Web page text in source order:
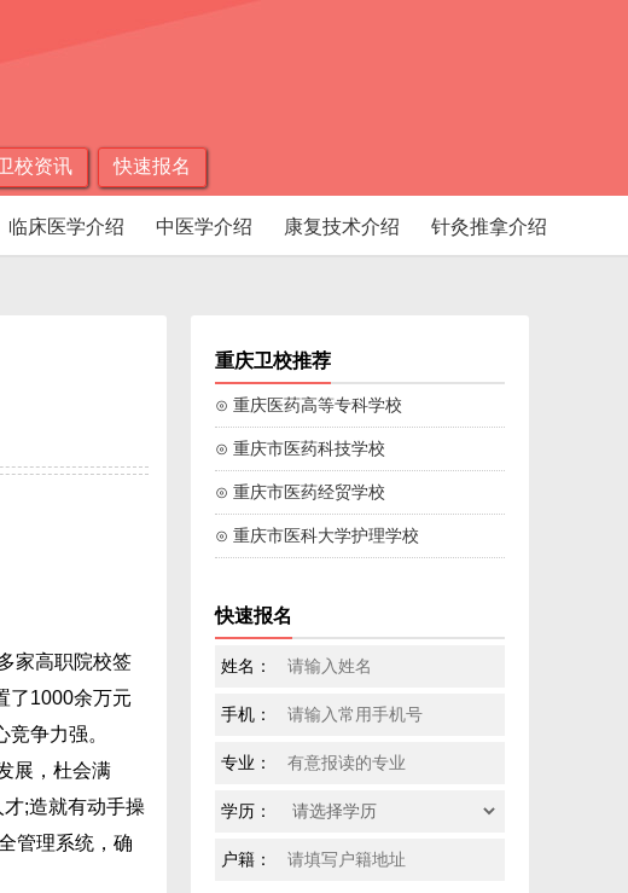
校资讯 快速报名
临床医学介绍 中医学介绍 康复技术介绍 针灸推拿介绍
家高职院校签
了1000余万元
争力强。
展，杜会满
;造就有动手操
管理系统，确
重庆卫校推荐
⊙ 重庆医药高等专科学校
⊙ 重庆市医药科技学校
⊙ 重庆市医药经贸学校
⊙ 重庆市医科大学护理学校
快速报名
姓名：
手机：
专业：
学历：
户籍：